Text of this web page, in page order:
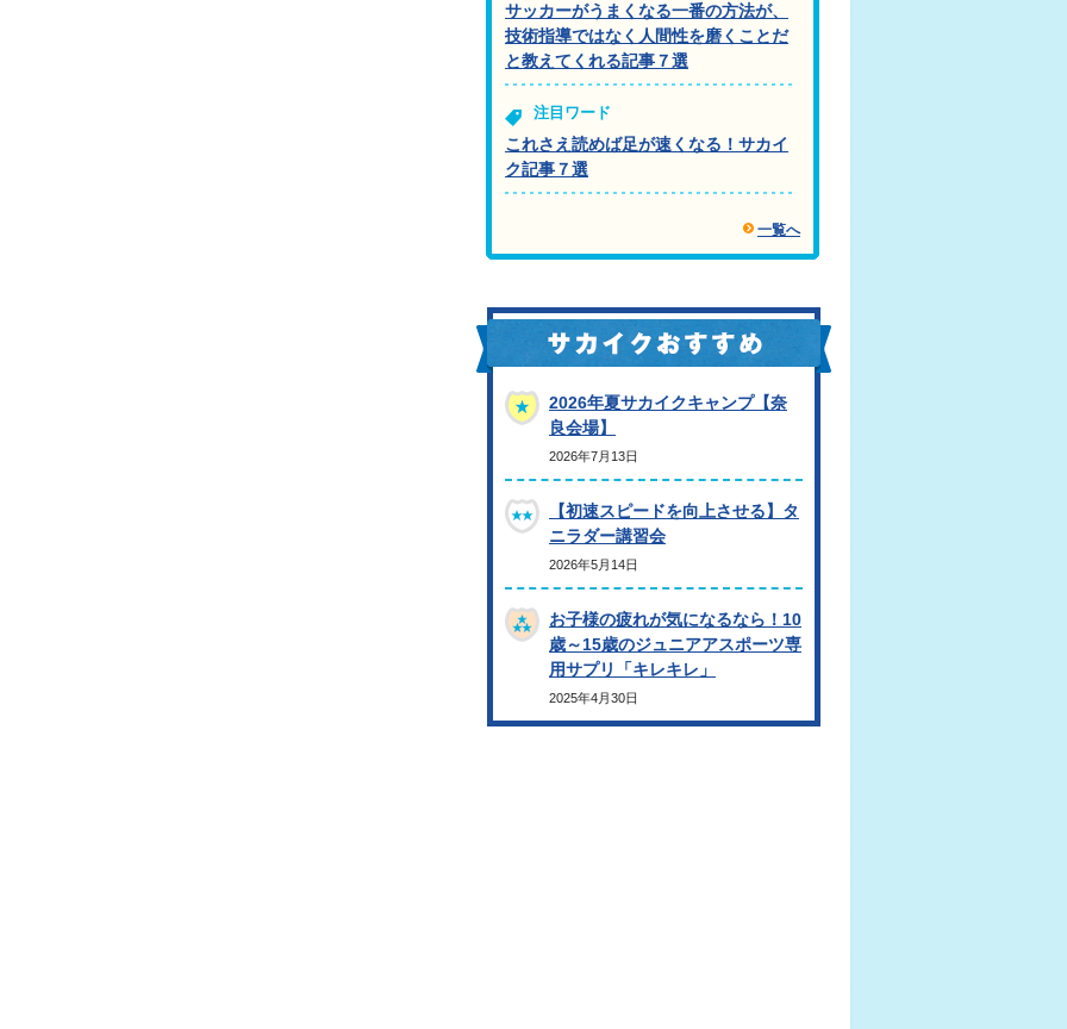
サッカーがうまくなる一番の方法が、
技術指導ではなく人間性を磨くことだ
と教えてくれる記事７選
注目ワード
これさえ読めば足が速くなる！サカイ
ク記事７選
一覧へ
2026年夏サカイクキャンプ【奈
良会場】
2026年7月13日
【初速スピードを向上させる】タ
ニラダー講習会
2026年5月14日
お子様の疲れが気になるなら！10
歳～15歳のジュニアアスポーツ専
用サプリ「キレキレ」
2025年4月30日